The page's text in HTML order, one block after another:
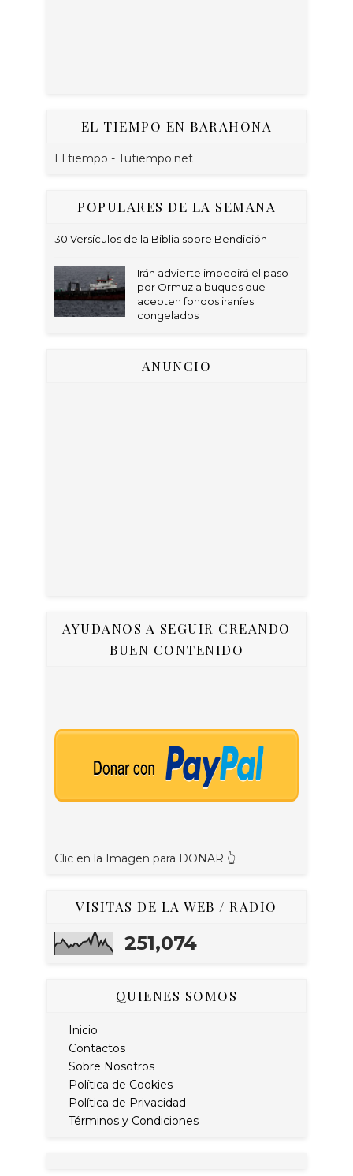
EL TIEMPO EN BARAHONA
El tiempo - Tutiempo.net
POPULARES DE LA SEMANA
30 Versículos de la Biblia sobre Bendición
Irán advierte impedirá el paso
por Ormuz a buques que
acepten fondos iraníes
congelados
ANUNCIO
AYUDANOS A SEGUIR CREANDO
BUEN CONTENIDO
Clic en la Imagen para DONAR 👆
VISITAS DE LA WEB / RADIO
251,074
QUIENES SOMOS
Inicio
Contactos
Sobre Nosotros
Política de Cookies
Política de Privacidad
Términos y Condiciones